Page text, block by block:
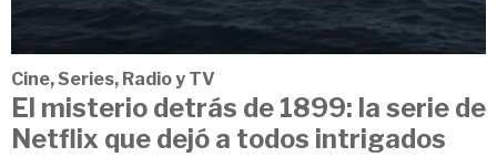
Cine, Series, Radio y TV
El misterio detrás de 1899: la serie de
Netflix que dejó a todos intrigados